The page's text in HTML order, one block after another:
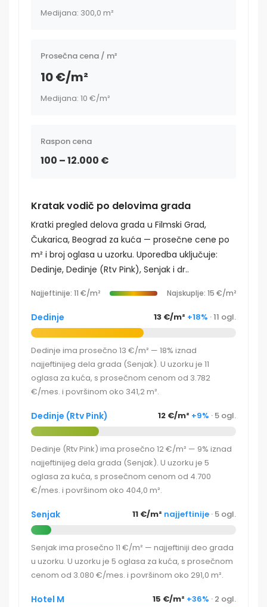
Medijana: 300,0 m²
Prosečna cena / m²
10 €/m²
Medijana: 10 €/m²
Raspon cena
100 – 12.000 €
Kratak vodič po delovima grada
Kratki pregled delova grada u Filmski Grad,
Čukarica, Beograd za kuća — prosečne cene po
m² i broj oglasa u uzorku. Uporedba uključuje:
Dedinje, Dedinje (Rtv Pink), Senjak i dr..
Najjeftinije: 11 €/m² Najskuplje: 15 €/m²
Dedinje 13 €/m² +18% · 11 ogl.
Dedinje ima prosečno 13 €/m² — 18% iznad
najjeftinijeg dela grada (Senjak). U uzorku je 11
oglasa za kuća, s prosečnom cenom od 3.782
€/mes. i površinom oko 341,2 m².
Dedinje (Rtv Pink) 12 €/m² +9% · 5 ogl.
Dedinje (Rtv Pink) ima prosečno 12 €/m² — 9% iznad
najjeftinijeg dela grada (Senjak). U uzorku je 5
oglasa za kuća, s prosečnom cenom od 4.700
€/mes. i površinom oko 404,0 m².
Senjak 11 €/m² najjeftinije · 5 ogl.
Senjak ima prosečno 11 €/m² — najjeftiniji deo grada
u uzorku. U uzorku je 5 oglasa za kuća, s prosečnom
cenom od 3.080 €/mes. i površinom oko 291,0 m².
Hotel M 15 €/m² +36% · 2 ogl.